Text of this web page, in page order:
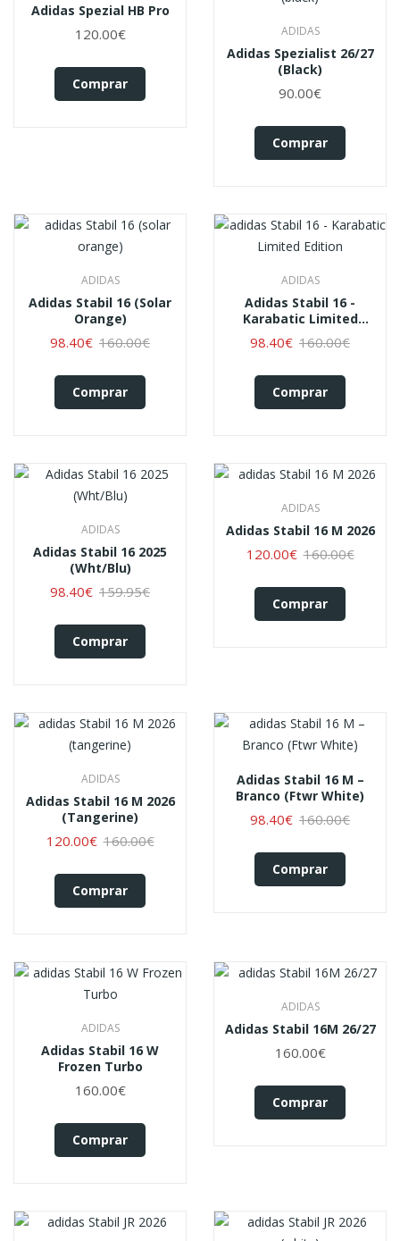
Adidas Spezial HB Pro
120.00€
Comprar
ADIDAS
Adidas Spezialist 26/27
(black)
90.00€
Comprar
ADIDAS
Adidas Stabil 16 (solar
Orange)
98.40€ 160.00€
Comprar
ADIDAS
Adidas Stabil 16 -
Karabatic Limited
Edition
98.40€ 160.00€
Comprar
ADIDAS
Adidas Stabil 16 2025
(Wht/Blu)
98.40€ 159.95€
Comprar
ADIDAS
Adidas Stabil 16 M 2026
120.00€ 160.00€
Comprar
ADIDAS
Adidas Stabil 16 M 2026
(tangerine)
120.00€ 160.00€
Comprar
Adidas Stabil 16 M –
Branco (Ftwr White)
98.40€ 160.00€
Comprar
ADIDAS
Adidas Stabil 16 W
Frozen Turbo
160.00€
Comprar
ADIDAS
Adidas Stabil 16M 26/27
160.00€
Comprar